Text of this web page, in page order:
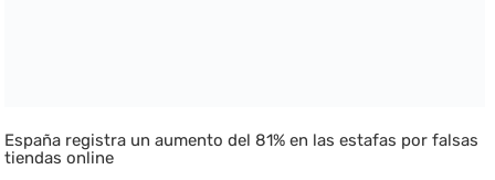
España registra un aumento del 81% en las estafas por falsas
tiendas online